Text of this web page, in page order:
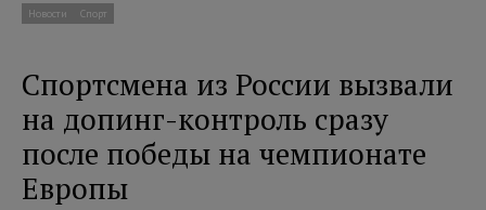
Новости Спорт
Спортсмена из России вызвали
на допинг-контроль сразу
после победы на чемпионате
Европы